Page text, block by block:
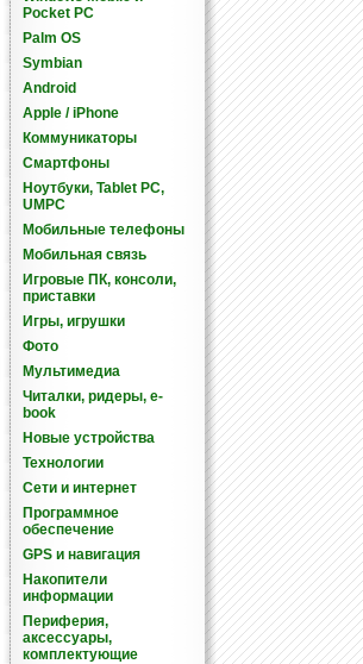
Pocket PC
Palm OS
Symbian
Android
Apple / iPhone
Коммуникаторы
Смартфоны
Ноутбуки, Tablet PC,
UMPC
Мобильные телефоны
Мобильная связь
Игровые ПК, консоли,
приставки
Игры, игрушки
Фото
Мультимедиа
Читалки, ридеры, e-
book
Новые устройства
Технологии
Сети и интернет
Программное
обеспечение
GPS и навигация
Накопители
информации
Периферия,
аксессуары,
комплектующие